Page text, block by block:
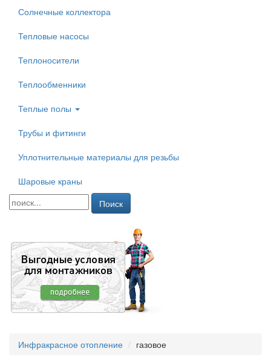
Солнечные коллектора
Тепловые насосы
Теплоносители
Теплообменники
Теплые полы
Трубы и фитинги
Уплотнительные материалы для резьбы
Шаровые краны
Поиск
Инфракрасное отопление газовое